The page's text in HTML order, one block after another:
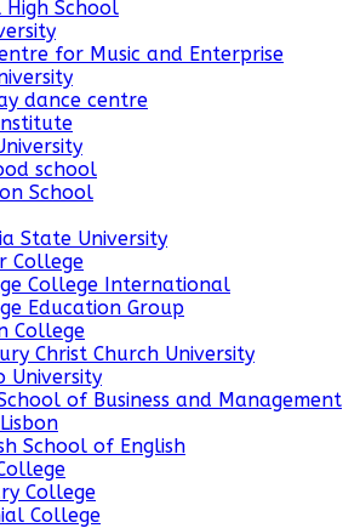
High School
for Music and Enterprise
dance centre
school
School
State University
College
College International
Education Group
College
Christ Church University
University
of Business and Management
School of English
College
College